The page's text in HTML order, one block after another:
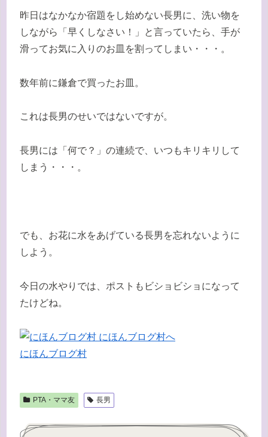
昨日はなかなか宿題をし始めない長男に、洗い物を
しながら「早くしなさい！」と言っていたら、手が
滑ってお気に入りのお皿を割ってしまい・・・。
数年前に鎌倉で買ったお皿。
これは長男のせいではないですが。
長男には「何で？」の連続で、いつもキリキリして
しまう・・・。
でも、お花に水をあげている長男を忘れないように
しよう。
今日の水やりでは、ポストもビショビショになって
たけどね。
にほんブログ村
PTA・ママ友 長男